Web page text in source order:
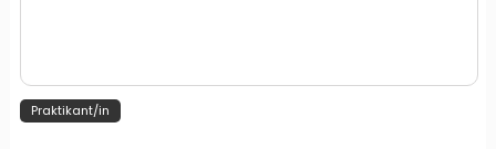
Prak­ti­kan­t/in